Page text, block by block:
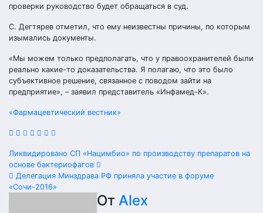
проверки руководство будет обращаться в суд.
С. Дегтярев отметил, что ему неизвестны причины, по которым
изымались документы.
«Мы можем только предполагать, что у правоохранителей были
реально какие-то доказательства. Я полагаю, что это было
субъективное решение, связанное с поводом зайти на
предприятие», – заявил представитель «Инфамед-К».
«Фармацевтический вестник»
Навигация
по
Ликвидировано СП «Нацимбио» по производству препаратов на
основе бактериофагов
Делегация Минздрава РФ приняла участие в форуме
«Сочи-2016»
От Alex